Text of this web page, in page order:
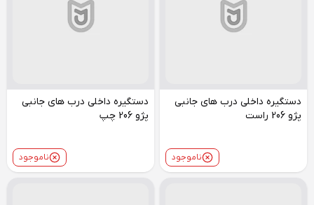
دستگیره داخلی درب های جانبی
پژو 206 راست
ناموجود
دستگیره داخلی درب های جانبی
پژو 206 چپ
ناموجود